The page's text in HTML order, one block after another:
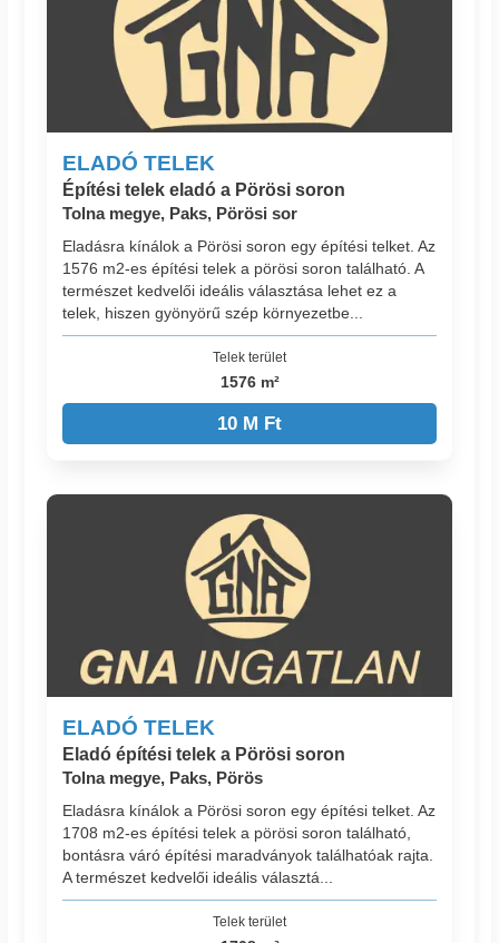
ELADÓ TELEK
Építési telek eladó a Pörösi soron
Tolna megye, Paks, Pörösi sor
Eladásra kínálok a Pörösi soron egy építési telket. Az
1576 m2-es építési telek a pörösi soron található. A
természet kedvelői ideális választása lehet ez a
telek, hiszen gyönyörű szép környezetbe...
Telek terület
1576 m²
10 M Ft
ELADÓ TELEK
Eladó építési telek a Pörösi soron
Tolna megye, Paks, Pörös
Eladásra kínálok a Pörösi soron egy építési telket. Az
1708 m2-es építési telek a pörösi soron található,
bontásra váró építési maradványok találhatóak rajta.
A természet kedvelői ideális választá...
Telek terület